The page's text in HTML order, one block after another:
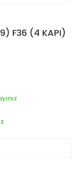
F36 (4 KAPI)